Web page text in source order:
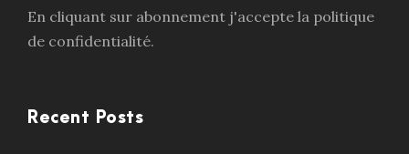
En cliquant sur abonnement j'accepte la politique
de confidentialité.
Recent Posts